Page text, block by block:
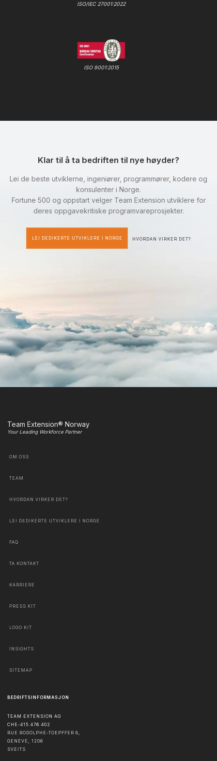
ISO/IEC 27001:2022
ISO 9001:2015
Klar til å ta bedriften til nye høyder?
Lei de beste utviklerne, ingeniører, programmører, kodere og
konsulenter i Norge.
Fortune 500 og oppstart velger Team Extension utviklere for
deres oppgavekritiske programvareprosjekter.
LEI DEDIKERTE UTVIKLERE I NORGE HVORDAN VIRKER DET?
Team Extension® Norway
Your Leading Workforce Partner
OM OSS
TEAM
HVORDAN VIRKER DET?
LEI DEDIKERTE UTVIKLERE I NORGE
FAQ
TA KONTAKT
KARRIERE
PRESS KIT
LOGO KIT
INSIGHTS
SITEMAP
BEDRIFTSINFORMASJON
TEAM EXTENSION AG
CHE-415.476.402
RUE RODOLPHE-TOEPFFER 8,
GENÈVE , 1206
SVEITS